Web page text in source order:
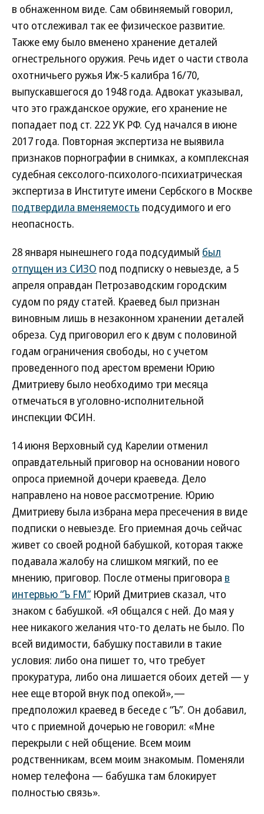
в обнаженном виде. Сам обвиняемый говорил,
что отслеживал так ее физическое развитие.
Также ему было вменено хранение деталей
огнестрельного оружия. Речь идет о части ствола
охотничьего ружья Иж-5 калибра 16/70,
выпускавшегося до 1948 года. Адвокат указывал,
что это гражданское оружие, его хранение не
попадает под ст. 222 УК РФ. Суд начался в июне
2017 года. Повторная экспертиза не выявила
признаков порнографии в снимках, а комплексная
судебная сексолого-психолого-психиатрическая
экспертиза в Институте имени Сербского в Москве
подтвердила вменяемость подсудимого и его
неопасность.
28 января нынешнего года подсудимый был
отпущен из СИЗО под подписку о невыезде, а 5
апреля оправдан Петрозаводским городским
судом по ряду статей. Краевед был признан
виновным лишь в незаконном хранении деталей
обреза. Суд приговорил его к двум с половиной
годам ограничения свободы, но с учетом
проведенного под арестом времени Юрию
Дмитриеву было необходимо три месяца
отмечаться в уголовно-исполнительной
инспекции ФСИН.
14 июня Верховный суд Карелии отменил
оправдательный приговор на основании нового
опроса приемной дочери краеведа. Дело
направлено на новое рассмотрение. Юрию
Дмитриеву была избрана мера пресечения в виде
подписки о невыезде. Его приемная дочь сейчас
живет со своей родной бабушкой, которая также
подавала жалобу на слишком мягкий, по ее
мнению, приговор. После отмены приговора в
интервью “Ъ FM” Юрий Дмитриев сказал, что
знаком с бабушкой. «Я общался с ней. До мая у
нее никакого желания что-то делать не было. По
всей видимости, бабушку поставили в такие
условия: либо она пишет то, что требует
прокуратура, либо она лишается обоих детей — у
нее еще второй внук под опекой»,—
предположил краевед в беседе с “Ъ”. Он добавил,
что с приемной дочерью не говорил: «Мне
перекрыли с ней общение. Всем моим
родственникам, всем моим знакомым. Поменяли
номер телефона — бабушка там блокирует
полностью связь».